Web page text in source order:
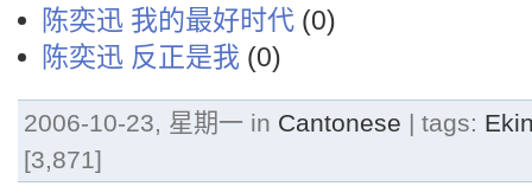
陈奕迅 我的最好时代 (0)
陈奕迅 反正是我 (0)
2006-10-23, 星期一 in Cantonese | tags:
[3,871]